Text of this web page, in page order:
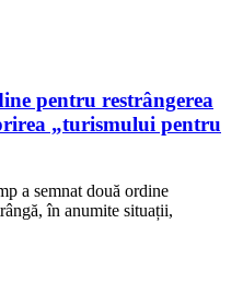
pentru restrângerea
„turismului pentru
a semnat două ordine
în anumite situații,